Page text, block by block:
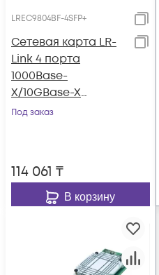
LREC9804BF-4SFP+
Сетевая карта LR-
Link 4 порта
1000Base-
X/10GBase-X
LREC9804BF-4SFP+
Под заказ
114 061 ₸
В корзину